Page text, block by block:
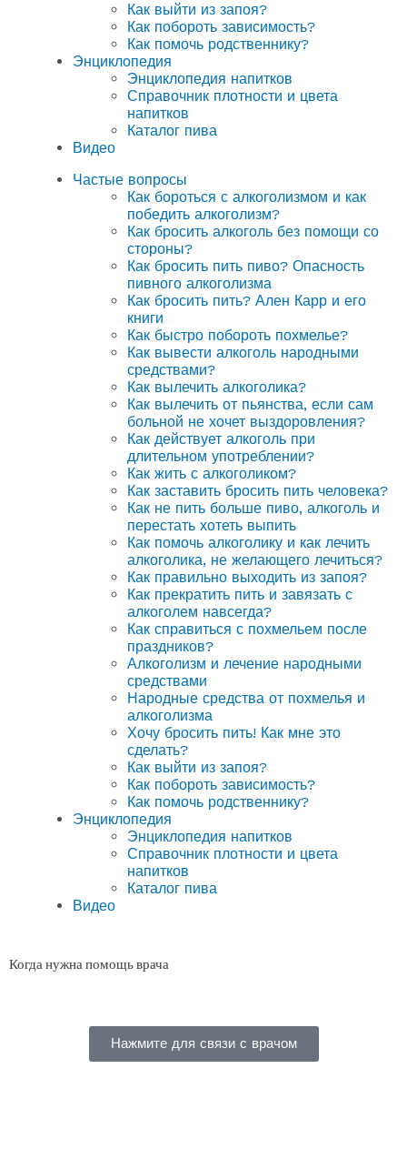
Как выйти из запоя?
Как побороть зависимость?
Как помочь родственнику?
Энциклопедия
Энциклопедия напитков
Справочник плотности и цвета
напитков
Каталог пива
Видео
Частые вопросы
Как бороться с алкоголизмом и как
победить алкоголизм?
Как бросить алкоголь без помощи со
стороны?
Как бросить пить пиво? Опасность
пивного алкоголизма
Как бросить пить? Ален Карр и его
книги
Как быстро побороть похмелье?
Как вывести алкоголь народными
средствами?
Как вылечить алкоголика?
Как вылечить от пьянства, если сам
больной не хочет выздоровления?
Как действует алкоголь при
длительном употреблении?
Как жить с алкоголиком?
Как заставить бросить пить человека?
Как не пить больше пиво, алкоголь и
перестать хотеть выпить
Как помочь алкоголику и как лечить
алкоголика, не желающего лечиться?
Как правильно выходить из запоя?
Как прекратить пить и завязать с
алкоголем навсегда?
Как справиться с похмельем после
праздников?
Алкоголизм и лечение народными
средствами
Народные средства от похмелья и
алкоголизма
Хочу бросить пить! Как мне это
сделать?
Как выйти из запоя?
Как побороть зависимость?
Как помочь родственнику?
Энциклопедия
Энциклопедия напитков
Справочник плотности и цвета
напитков
Каталог пива
Видео
Когда нужна помощь врача
Нажмите для связи с врачом